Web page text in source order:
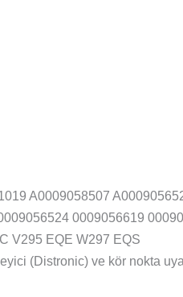
A0009058507
0009056619
V295 EQE W297 EQS
(Distronic) ve kör nokta